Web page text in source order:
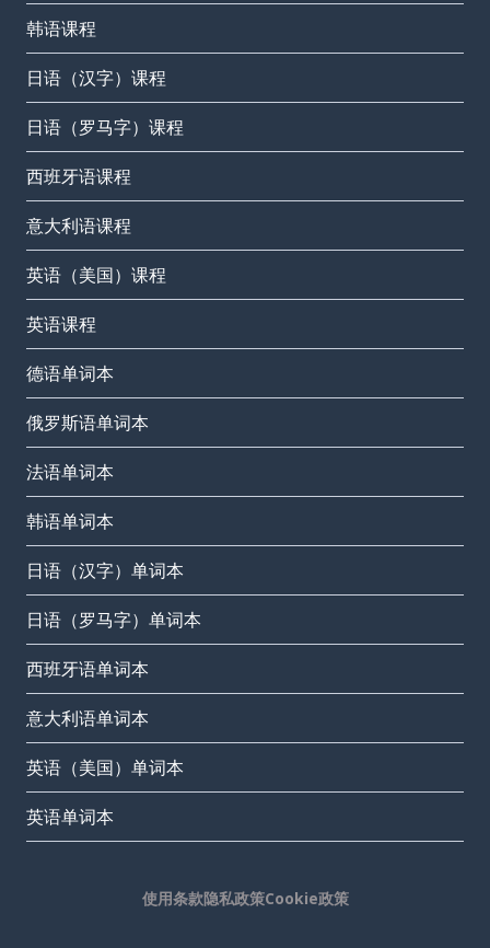
韩语课程
日语（汉字）课程
日语（罗马字）课程
西班牙语课程
意大利语课程
英语（美国）课程
英语课程
德语单词本
俄罗斯语单词本
法语单词本
韩语单词本
日语（汉字）单词本
日语（罗马字）单词本
西班牙语单词本
意大利语单词本
英语（美国）单词本
英语单词本
使用条款隐私政策Cookie政策